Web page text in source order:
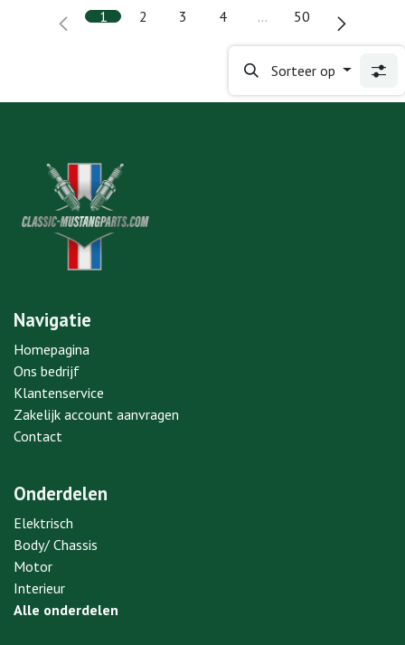
1 2 3 4 … 50
Sorteer op
Navigatie
Homepagina
Ons bedrijf
Klantenservice
Zakelijk account aanvragen
Contact
Onderdelen
Elektrisch
Body/ Chassis
Motor
Interieur
Alle onderdelen